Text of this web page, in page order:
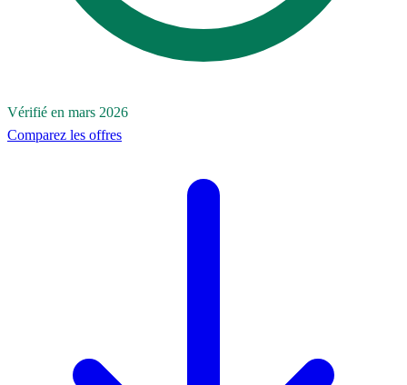
Vérifié en mars 2026
Comparez les offres